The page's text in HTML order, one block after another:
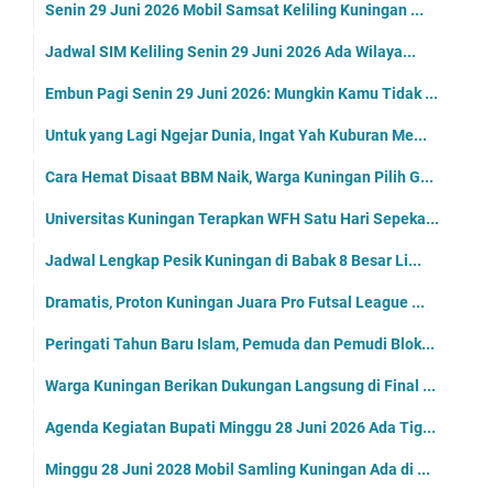
Senin 29 Juni 2026 Mobil Samsat Keliling Kuningan ...
Jadwal SIM Keliling Senin 29 Juni 2026 Ada Wilaya...
Embun Pagi Senin 29 Juni 2026: Mungkin Kamu Tidak ...
Untuk yang Lagi Ngejar Dunia, Ingat Yah Kuburan Me...
Cara Hemat Disaat BBM Naik, Warga Kuningan Pilih G...
Universitas Kuningan Terapkan WFH Satu Hari Sepeka...
Jadwal Lengkap Pesik Kuningan di Babak 8 Besar Li...
Dramatis, Proton Kuningan Juara Pro Futsal League ...
Peringati Tahun Baru Islam, Pemuda dan Pemudi Blok...
Warga Kuningan Berikan Dukungan Langsung di Final ...
Agenda Kegiatan Bupati Minggu 28 Juni 2026 Ada Tig...
Minggu 28 Juni 2028 Mobil Samling Kuningan Ada di ...